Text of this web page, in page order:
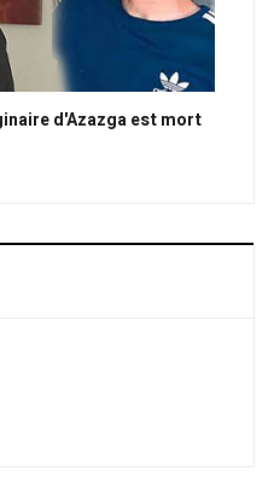
d'Azazga est mort